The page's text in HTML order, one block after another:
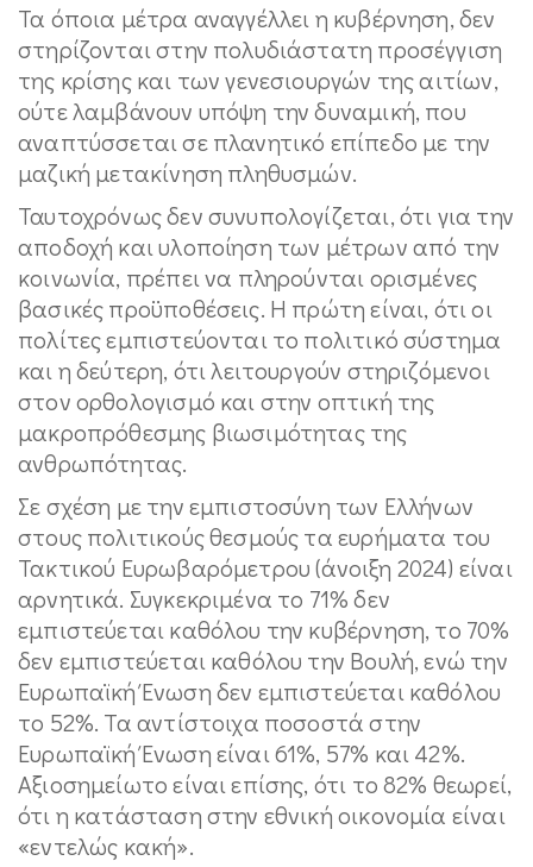
Τα όποια μέτρα αναγγέλλει η κυβέρνηση, δεν
στηρίζονται στην πολυδιάστατη προσέγγιση
της κρίσης και των γενεσιουργών της αιτίων,
ούτε λαμβάνουν υπόψη την δυναμική, που
αναπτύσσεται σε πλανητικό επίπεδο με την
μαζική μετακίνηση πληθυσμών.
Ταυτοχρόνως δεν συνυπολογίζεται, ότι για την
αποδοχή και υλοποίηση των μέτρων από την
κοινωνία, πρέπει να πληρούνται ορισμένες
βασικές προϋποθέσεις. Η πρώτη είναι, ότι οι
πολίτες εμπιστεύονται το πολιτικό σύστημα
και η δεύτερη, ότι λειτουργούν στηριζόμενοι
στον ορθολογισμό και στην οπτική της
μακροπρόθεσμης βιωσιμότητας της
ανθρωπότητας.
Σε σχέση με την εμπιστοσύνη των Ελλήνων
στους πολιτικούς θεσμούς τα ευρήματα του
Τακτικού Ευρωβαρόμετρου (άνοιξη 2024) είναι
αρνητικά. Συγκεκριμένα το 71% δεν
εμπιστεύεται καθόλου την κυβέρνηση, το 70%
δεν εμπιστεύεται καθόλου την Βουλή, ενώ την
Ευρωπαϊκή Ένωση δεν εμπιστεύεται καθόλου
το 52%. Τα αντίστοιχα ποσοστά στην
Ευρωπαϊκή Ένωση είναι 61%, 57% και 42%.
Αξιοσημείωτο είναι επίσης, ότι το 82% θεωρεί,
ότι η κατάσταση στην εθνική οικονομία είναι
«εντελώς κακή».